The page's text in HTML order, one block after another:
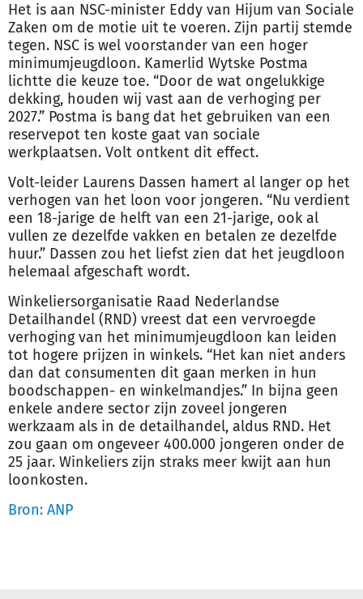
Het is aan NSC-minister Eddy van Hijum van Sociale
Zaken om de motie uit te voeren. Zijn partij stemde
tegen. NSC is wel voorstander van een hoger
minimumjeugdloon. Kamerlid Wytske Postma
lichtte die keuze toe. “Door de wat ongelukkige
dekking, houden wij vast aan de verhoging per
2027.” Postma is bang dat het gebruiken van een
reservepot ten koste gaat van sociale
werkplaatsen. Volt ontkent dit effect.
Volt-leider Laurens Dassen hamert al langer op het
verhogen van het loon voor jongeren. “Nu verdient
een 18-jarige de helft van een 21-jarige, ook al
vullen ze dezelfde vakken en betalen ze dezelfde
huur.” Dassen zou het liefst zien dat het jeugdloon
helemaal afgeschaft wordt.
Winkeliersorganisatie Raad Nederlandse
Detailhandel (RND) vreest dat een vervroegde
verhoging van het minimumjeugdloon kan leiden
tot hogere prijzen in winkels. “Het kan niet anders
dan dat consumenten dit gaan merken in hun
boodschappen- en winkelmandjes.” In bijna geen
enkele andere sector zijn zoveel jongeren
werkzaam als in de detailhandel, aldus RND. Het
zou gaan om ongeveer 400.000 jongeren onder de
25 jaar. Winkeliers zijn straks meer kwijt aan hun
loonkosten.
Bron: ANP